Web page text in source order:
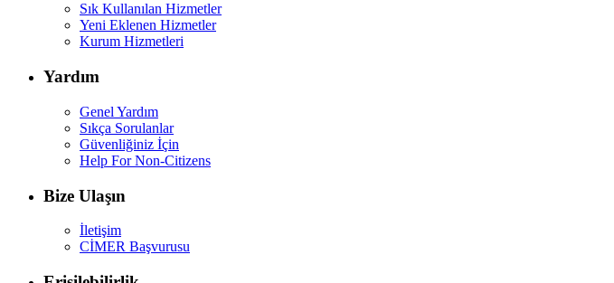
Sık Kullanılan Hizmetler
Yeni Eklenen Hizmetler
Kurum Hizmetleri
Yardım
Genel Yardım
Sıkça Sorulanlar
Güvenliğiniz İçin
Help For Non-Citizens
Bize Ulaşın
İletişim
CİMER Başvurusu